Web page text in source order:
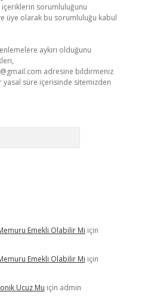
içeriklerin sorumluluğunu
üye olarak bu sorumluluğu kabul
aykırı olduğunu
adresine bildirmeniz
yasal süre içerisinde sitemizden
Emekli Olabilir Mi için
Emekli Olabilir Mi için
Ucuz Mu için admin